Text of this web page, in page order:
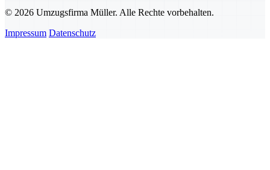
© 2026 Umzugsfirma Müller. Alle Rechte vorbehalten.
Impressum Datenschutz